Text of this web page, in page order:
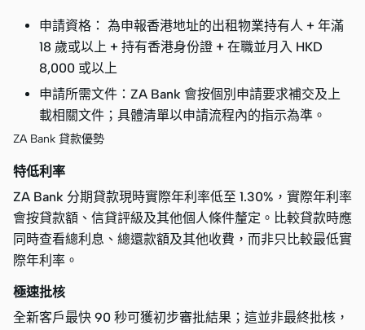
申請資格： 為申報香港地址的出租物業持有人 + 年滿
18 歲或以上 + 持有香港身份證 + 在職並月入 HKD
8,000 或以上
申請所需文件：ZA Bank 會按個別申請要求補交及上
載相關文件；具體清單以申請流程內的指示為準。
ZA Bank 貸款優勢
特低利率
ZA Bank 分期貸款現時實際年利率低至 1.30%，實際年利率
會按貸款額、信貸評級及其他個人條件釐定。比較貸款時應
同時查看總利息、總還款額及其他收費，而非只比較最低實
際年利率。
極速批核
全新客戶最快 90 秒可獲初步審批結果；這並非最終批核，